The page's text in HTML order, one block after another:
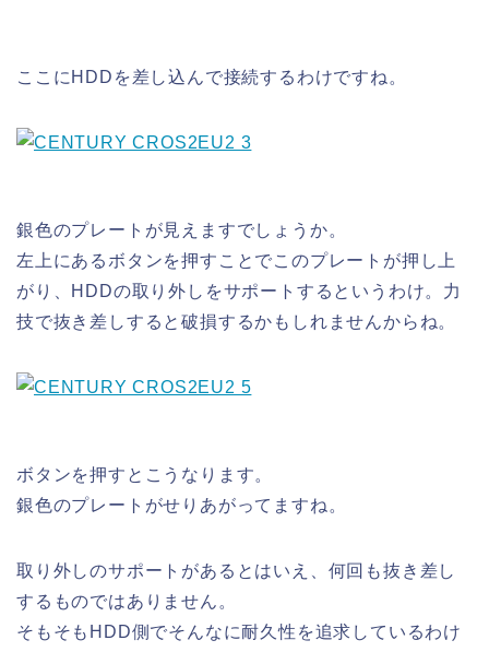
ここにHDDを差し込んで接続するわけですね。
銀色のプレートが見えますでしょうか。
左上にあるボタンを押すことでこのプレートが押し上
がり、HDDの取り外しをサポートするというわけ。力
技で抜き差しすると破損するかもしれませんからね。
ボタンを押すとこうなります。
銀色のプレートがせりあがってますね。
取り外しのサポートがあるとはいえ、何回も抜き差し
するものではありません。
そもそもHDD側でそんなに耐久性を追求しているわけ